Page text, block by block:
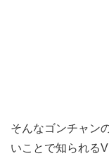
そんなゴンチャン
いことで知られる